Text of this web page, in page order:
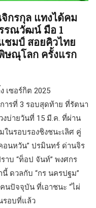
กรกุล แทงได้คม
รณวัฒน์ มือ 1
ชมป์ สอยคิวไทย
ษณุโลก ครั้งแรก
เซอร์กิต 2025
ารที่ 3 รอบสุดท้าย ที่รัตนา
บ่ายวันที่ 15 มี.ค. ที่ผ่าน
ในรอบรองชิงชนะเลิศ คู่
อนหวัน” ปรมินทร์ ด่านจิร
าบ “ท็อป จันท์” พงศกร
ดวลกับ “กร นครปฐม”
ปัจจุบัน ที่เอาชนะ “ไผ่
รอบที่แล้ว